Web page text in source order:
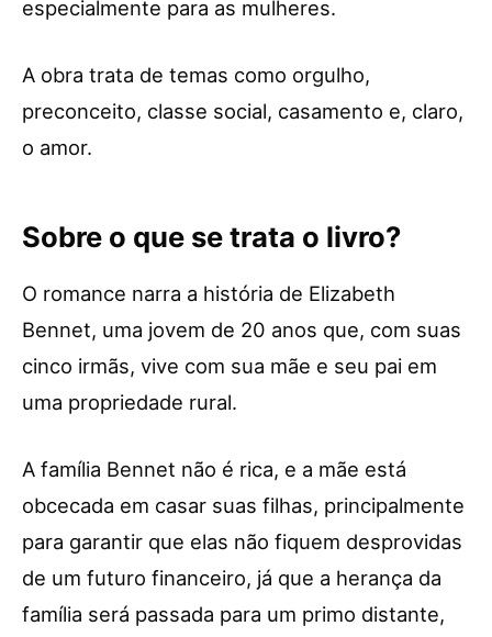
especialmente para as mulheres.
A obra trata de temas como orgulho,
preconceito, classe social, casamento e, claro,
o amor.
Sobre o que se trata o livro?
O romance narra a história de Elizabeth
Bennet, uma jovem de 20 anos que, com suas
cinco irmãs, vive com sua mãe e seu pai em
uma propriedade rural.
A família Bennet não é rica, e a mãe está
obcecada em casar suas filhas, principalmente
para garantir que elas não fiquem desprovidas
de um futuro financeiro, já que a herança da
família será passada para um primo distante,